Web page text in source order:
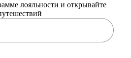
лояльности и открывайте